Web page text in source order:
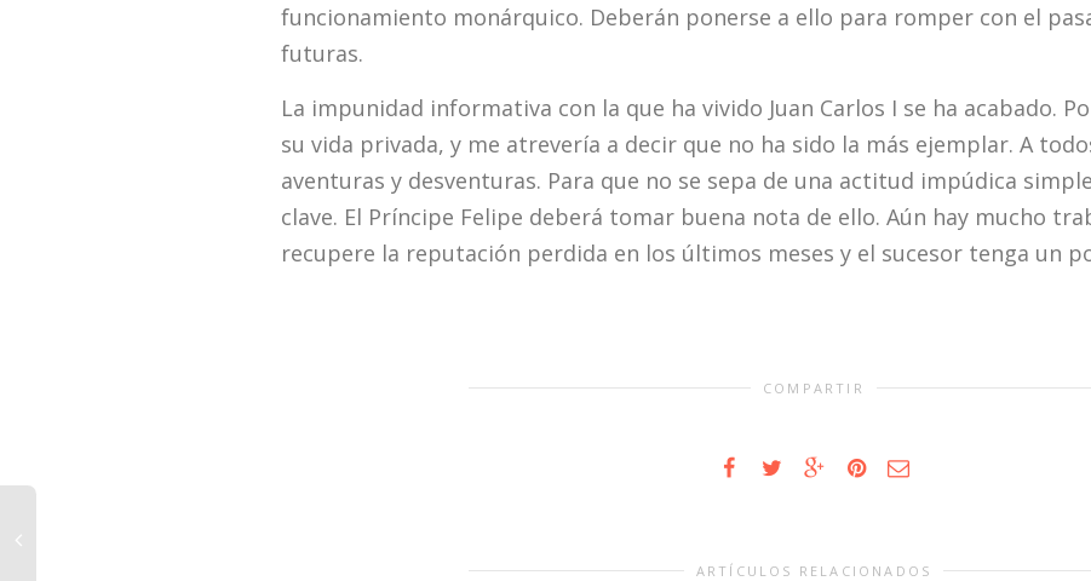
funcionamiento monárquico. Deberán ponerse a ello para romper con el
futuras.
La impunidad informativa con la que ha vivido Juan Carlos I se ha acabado.
su vida privada, y me atrevería a decir que no ha sido la más ejemplar. A
aventuras y desventuras. Para que no se sepa de una actitud impúdica
clave. El Príncipe Felipe deberá tomar buena nota de ello. Aún hay mucho
recupere la reputación perdida en los últimos meses y el sucesor tenga un
COMPARTIR
ARTÍCULOS RELACIONADOS